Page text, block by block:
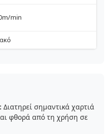
min
Διατηρεί σημαντικά χαρτιά
φθορά από τη χρήση σε